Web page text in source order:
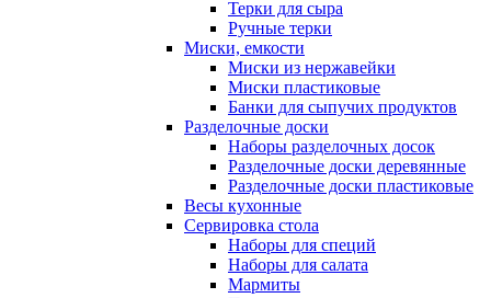
Терки для сыра
Ручные терки
Миски, емкости
Миски из нержавейки
Миски пластиковые
Банки для сыпучих продуктов
Разделочные доски
Наборы разделочных досок
Разделочные доски деревянные
Разделочные доски пластиковые
Весы кухонные
Сервировка стола
Наборы для специй
Наборы для салата
Мармиты